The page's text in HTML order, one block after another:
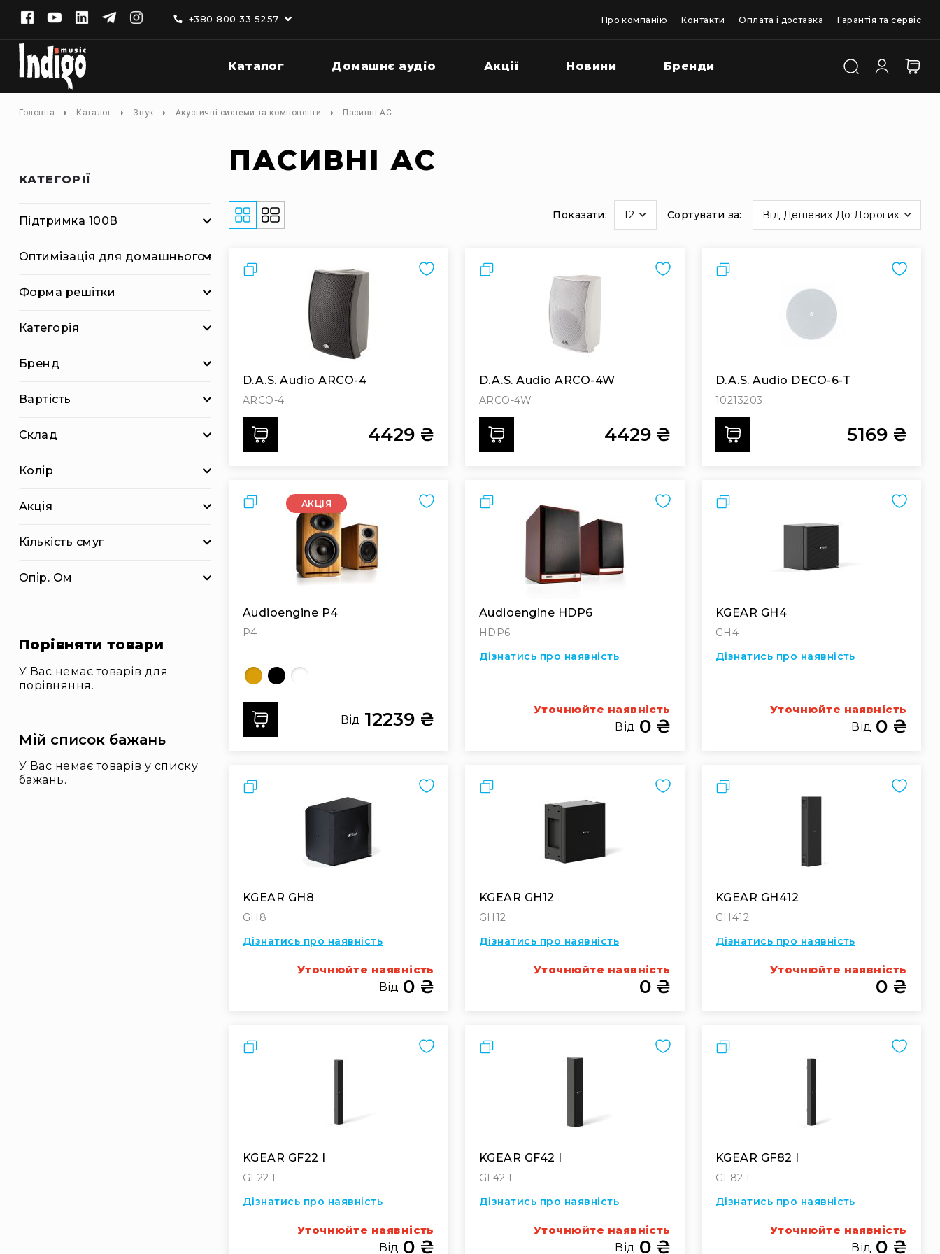
+380 800 33 5257 Про компанію Контакти Оплата і доставка Гарантія та сервіс
К
а
Д
а
є
у
д
о
к
ії
Бренди
Каталог Домашнє аудіо Акції Новини Бренди
Головна Каталог Звук Акустичні системи та компоненти Пасивні АС
ПАСИВНІ АС
Відобразити
Показати: 12
на
Сортувати за Від Дешевих До Дорогих
Порівняти
D.A.S. Audio ARCO-4
ARCO-4_
4429 ₴
Порівняти
D.A.S. Audio ARCO-4W
ARCO-4W_
4429 ₴
Порівняти
D.A.S. Audio DECO-6-T
10213203
5169 ₴
ПорівнятиАКЦІЯ
Audioengine P4
P4
Від 12239 ₴
Порівняти
Audioengine HDP6
HDP6
Дізнатись про наявність
Уточнюйте наявність
Від 0 ₴
Порівняти
KGEAR GH4
GH4
Дізнатись про наявність
Уточнюйте наявність
Від 0 ₴
Порівняти
KGEAR GH8
GH8
Дізнатись про наявність
Уточнюйте наявність
Від 0 ₴
Порівняти
KGEAR GH12
GH12
Дізнатись про наявність
Уточнюйте наявність
0 ₴
Порівняти
KGEAR GH412
GH412
Дізнатись про наявність
Уточнюйте наявність
0 ₴
Порівняти
KGEAR GF22 I
GF22 I
Дізнатись про наявність
Уточнюйте наявність
Від 0 ₴
Порівняти
KGEAR GF42 I
GF42 I
Дізнатись про наявність
Уточнюйте наявність
Від 0 ₴
Порівняти
KGEAR GF82 I
GF82 I
Дізнатись про наявність
Уточнюйте наявність
Від 0 ₴
КАТЕГОРІЇ
Фільтри
Підтримка 100В
Оптимізація для домашнього кінотеатру
Форма решітки
Категорія
Бренд
Вартість
Склад
Колір
Акція
Кількість смуг
Опір. Ом
Порівняти товари
У Вас немає товарів для
порівняння.
Мій список бажань
У Вас немає товарів у списку
бажань.